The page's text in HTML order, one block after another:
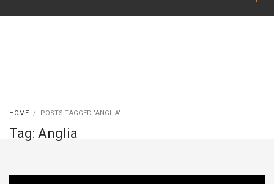
HOME POSTS TAGGED "ANGLIA"
Tag: Anglia